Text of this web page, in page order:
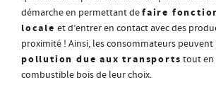
démarche en permettant defaire
locale et d’entrer en contact avec des
proximité ! Ainsi, les consommateurs peuvent
pollution due aux transports tout en
combustible bois de leur choix.